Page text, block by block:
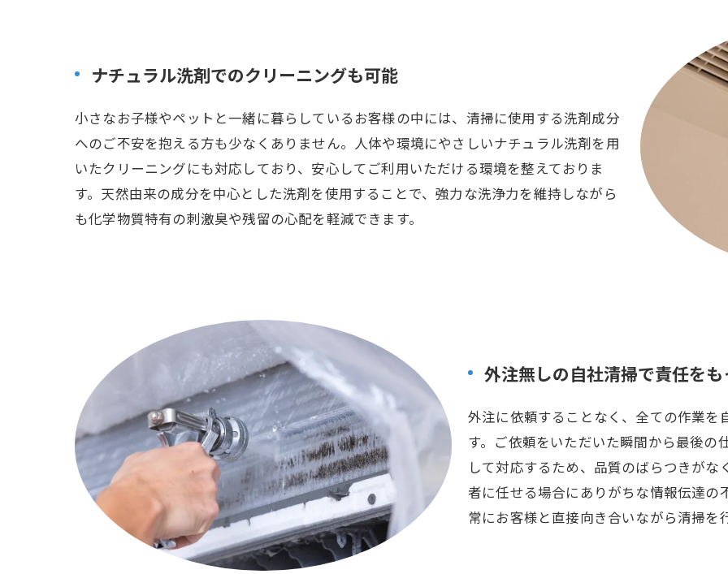
ナチュラル洗剤でのクリーニングも可能
小さなお子様やペットと一緒に暮らしているお客様の中には、清掃に使用する洗剤成分
へのご不安を抱える方も少なくありません。人体や環境にやさしいナチュラル洗剤を用
いたクリーニングにも対応しており、安心してご利用いただける環境を整えておりま
す。天然由来の成分を中心とした洗剤を使用することで、強力な洗浄力を維持しながら
も化学物質特有の刺激臭や残留の心配を軽減できます。
外注無しの自社清掃で責任を
外注に依頼することなく、全ての作業
す。ご依頼をいただいた瞬間から最後
して対応するため、品質のばらつきが
者に任せる場合にありがちな情報伝達
常にお客様と直接向き合いながら清掃を